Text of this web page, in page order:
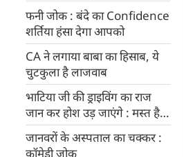
फनी जोक : बंदे का Confidence
शर्तिया हंसा देगा आपको
CA ने लगाया बाबा का हिसाब, ये
चुटकुला है लाजवाब
भाटिया जी की ड्राइविंग का राज
जान कर होश उड़ जाएंगे : मस्त है
चुटकुला
जानवरों के अस्पताल का चक्कर :
कॉमेडी जोक